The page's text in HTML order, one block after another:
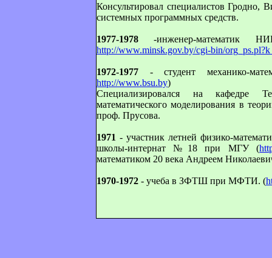
Консультировал специалистов Гродно,
системных программных средств.
1977-1978 -инженер-математик
http://www.minsk.gov.by/cgi-bin/
1972-1977 - студент механико-
http://www.bsu.by)
Специализировался на кафедре
математического моделирования в
проф. Прусова.
1971 - участник летней физико-
школы-интернат №18 при МГУ (
математиком 20 века Андреем
1970-1972 - учеба в ЗФТШ при МФТИ. (